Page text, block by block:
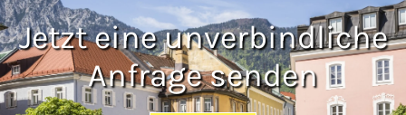
Jetzt eine unverbindliche
Anfrage senden